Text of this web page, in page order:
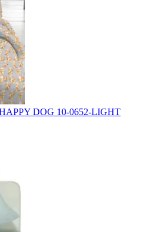
HAPPY DOG 10-0652-LIGHT